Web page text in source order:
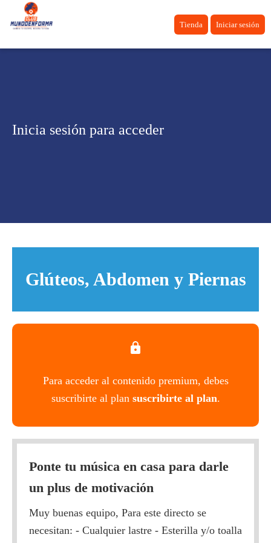
Tienda Iniciar sesión
Inicia sesión para acceder
Glúteos, Abdomen y Piernas
Para acceder al contenido premium, debes
suscribirte al plan suscribirte al plan.
Ponte tu música en casa para darle
un plus de motivación
Muy buenas equipo, Para este directo se
necesitan: - Cualquier lastre - Esterilla y/o toalla